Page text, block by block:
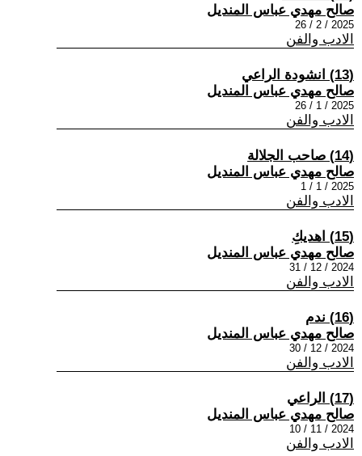
صالح مهدي عباس المنديل
2025 / 2 / 26
الادب والفن
(13) انشودة الراعي
صالح مهدي عباس المنديل
2025 / 1 / 26
الادب والفن
(14) صاحب الجلالة
صالح مهدي عباس المنديل
2025 / 1 / 1
الادب والفن
(15) اهديكِ
صالح مهدي عباس المنديل
2024 / 12 / 31
الادب والفن
(16) ندم
صالح مهدي عباس المنديل
2024 / 12 / 30
الادب والفن
(17) الراعي
صالح مهدي عباس المنديل
2024 / 11 / 10
الادب والفن